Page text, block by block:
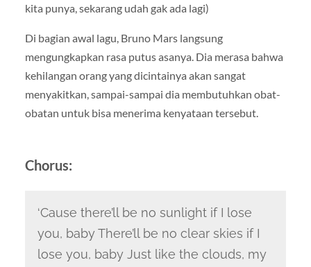
kita punya, sekarang udah gak ada lagi)
Di bagian awal lagu, Bruno Mars langsung
mengungkapkan rasa putus asanya. Dia merasa bahwa
kehilangan orang yang dicintainya akan sangat
menyakitkan, sampai-sampai dia membutuhkan obat-
obatan untuk bisa menerima kenyataan tersebut.
Chorus:
‘Cause there’ll be no sunlight if I lose
you, baby There’ll be no clear skies if I
lose you, baby Just like the clouds, my